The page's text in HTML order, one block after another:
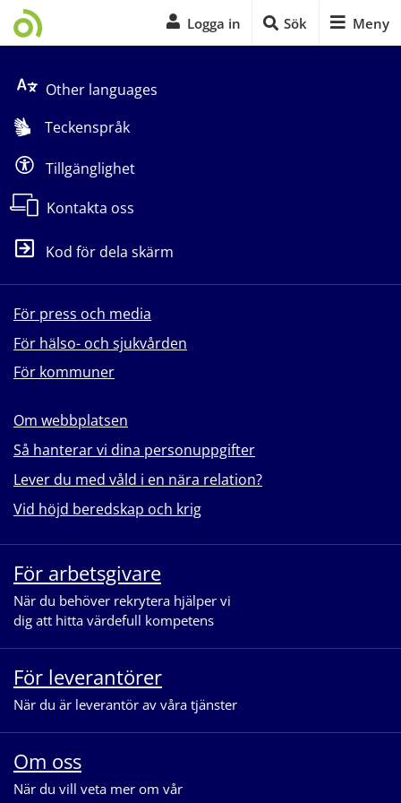
Logga in Sök Meny
Other languages
Teckenspråk
Tillgänglighet
Kontakta oss
Kod för dela skärm
För press och media
För hälso- och sjukvården
För kommuner
Om webbplatsen
Så hanterar vi dina personuppgifter
Lever du med våld i en nära relation?
Vid höjd beredskap och krig
För arbetsgivare
När du behöver rekrytera hjälper vi
dig att hitta värdefull kompetens
För leverantörer
När du är leverantör av våra tjänster
Om oss
När du vill veta mer om vår